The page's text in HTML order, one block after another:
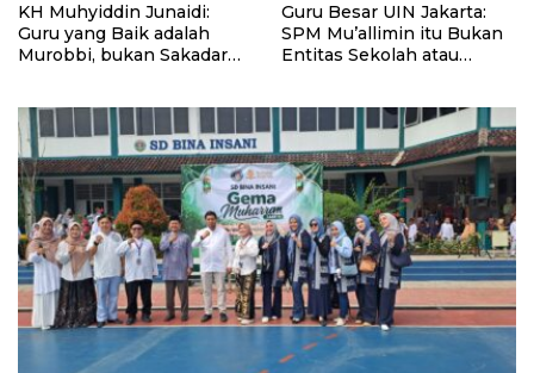
KH Muhyiddin Junaidi:
Guru yang Baik adalah
Murobbi, bukan Sakadar
Guru Besar UIN Jakarta:
SPM Mu’allimin itu Bukan
Entitas Sekolah atau